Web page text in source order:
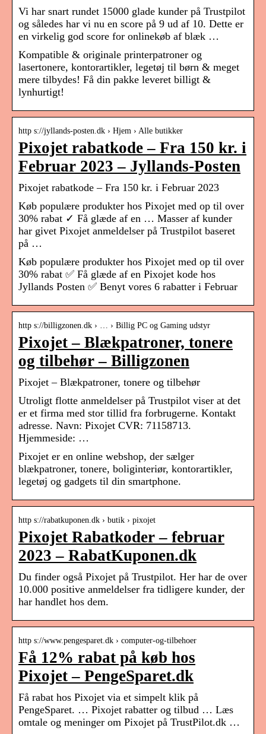
Vi har snart rundet 15000 glade kunder på Trustpilot
og således har vi nu en score på 9 ud af 10. Dette er
en virkelig god score for onlinekøb af blæk …
Kompatible & originale printerpatroner og
lasertonere, kontorartikler, legetøj til børn & meget
mere tilbydes! Få din pakke leveret billigt &
lynhurtigt!
http s://jyllands-posten.dk › Hjem › Alle butikker
Pixojet rabatkode – Fra 150 kr. i
Februar 2023 – Jyllands-Posten
Pixojet rabatkode – Fra 150 kr. i Februar 2023
Køb populære produkter hos Pixojet med op til over
30% rabat ✓ Få glæde af en … Masser af kunder
har givet Pixojet anmeldelser på Trustpilot baseret
på …
Køb populære produkter hos Pixojet med op til over
30% rabat ✅ Få glæde af en Pixojet kode hos
Jyllands Posten ✅ Benyt vores 6 rabatter i Februar
http s://billigzonen.dk › … › Billig PC og Gaming udstyr
Pixojet – Blækpatroner, tonere
og tilbehør – Billigzonen
Pixojet – Blækpatroner, tonere og tilbehør
Utroligt flotte anmeldelser på Trustpilot viser at det
er et firma med stor tillid fra forbrugerne. Kontakt
adresse. Navn: Pixojet CVR: 71158713.
Hjemmeside: …
Pixojet er en online webshop, der sælger
blækpatroner, tonere, boliginteriør, kontorartikler,
legetøj og gadgets til din smartphone.
http s://rabatkuponen.dk › butik › pixojet
Pixojet Rabatkoder – februar
2023 – RabatKuponen.dk
Du finder også Pixojet på Trustpilot. Her har de over
10.000 positive anmeldelser fra tidligere kunder, der
har handlet hos dem.
http s://www.pengesparet.dk › computer-og-tilbehoer
Få 12% rabat på køb hos
Pixojet – PengeSparet.dk
Få rabat hos Pixojet via et simpelt klik på
PengeSparet. … Pixojet rabatter og tilbud … Læs
omtale og meninger om Pixojet på TrustPilot.dk …